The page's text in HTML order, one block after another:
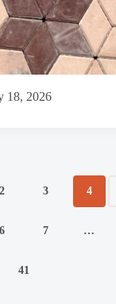
18, 2026
2 3 4
6 7 …
41